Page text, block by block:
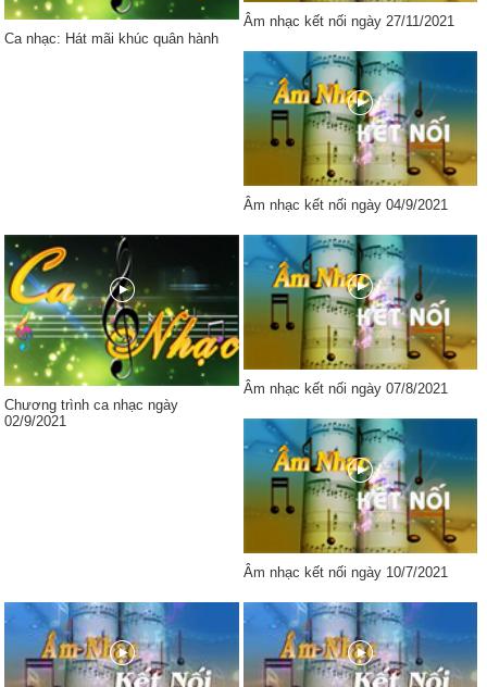
Ca nhạc: Hát mãi khúc quân hành
Âm nhạc kết nối ngày 27/11/2021
Âm nhạc kết nối ngày 04/9/2021
Chương trình ca nhạc ngày
02/9/2021
Âm nhạc kết nối ngày 07/8/2021
Âm nhạc kết nối ngày 10/7/2021